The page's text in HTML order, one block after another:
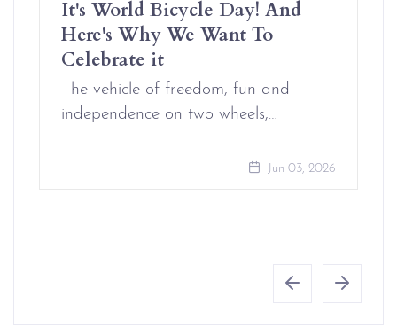
It's World Bicycle Day! And
Here's Why We Want To
Celebrate it
The vehicle of freedom, fun and
independence on two wheels,…
Jun 03, 2026